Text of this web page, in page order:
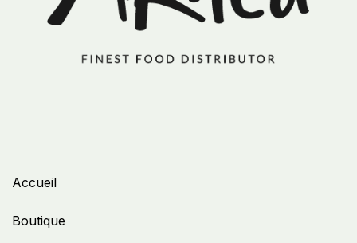
Accueil
Boutique